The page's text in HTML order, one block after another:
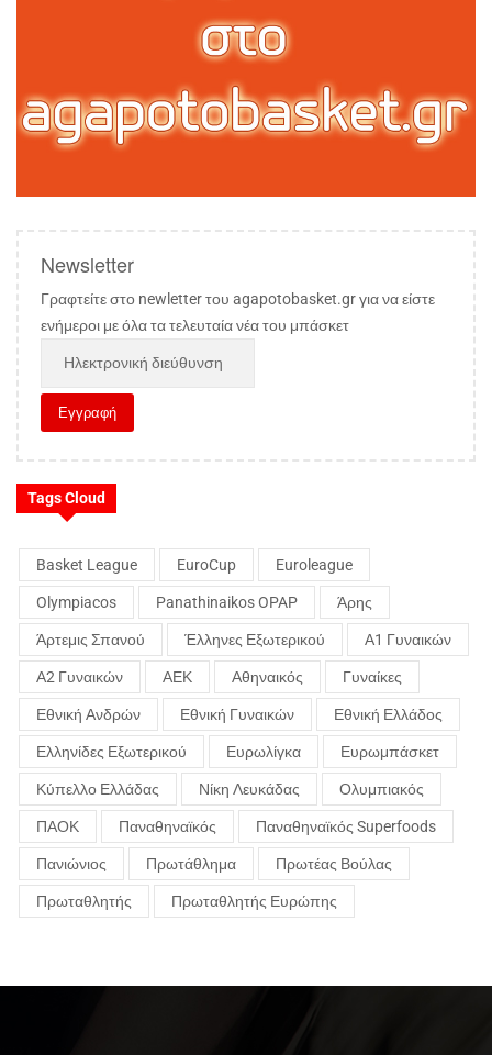
Newsletter
Γραφτείτε στο newletter του agapotobasket.gr για να είστε
ενήμεροι με όλα τα τελευταία νέα του μπάσκετ
Tags Cloud
Basket League EuroCup Euroleague
Olympiacos Panathinaikos OPAP Άρης
Άρτεμις Σπανού Έλληνες Εξωτερικού Α1 Γυναικών
Α2 Γυναικών ΑΕΚ Αθηναικός Γυναίκες
Εθνική Ανδρών Εθνική Γυναικών Εθνική Ελλάδος
Ελληνίδες Εξωτερικού Ευρωλίγκα Ευρωμπάσκετ
Κύπελλο Ελλάδας Νίκη Λευκάδας Ολυμπιακός
ΠΑΟΚ Παναθηναϊκός Παναθηναϊκός Superfoods
Πανιώνιος Πρωτάθλημα Πρωτέας Βούλας
Πρωταθλητής Πρωταθλητής Ευρώπης